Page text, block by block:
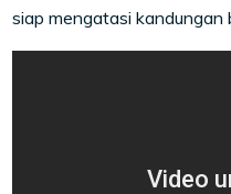
siap mengatasi